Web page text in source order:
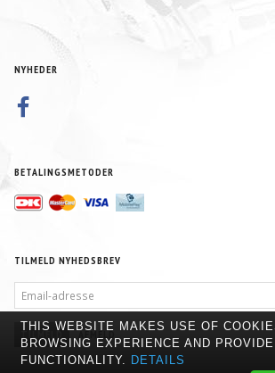
NYHEDER
BETALINGSMETODER
TILMELD NYHEDSBREV
ADRESSE
TILMELD AFMELD
THIS WEBSITE MAKES USE OF
BROWSING EXPERIENCE AND
FUNCTIONALITY. DETAILS